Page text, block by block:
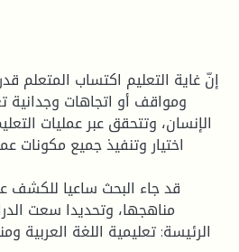
إنّ غاية التعليم اكتساب المتعلم
ومواقف أو اتجاهات
الإنسان، وتتحقق عبر عمليات
اختيار وتنفيذ جميع مكونات
قد جاء البحث ساعيا للكشف
مناهجها، وتحديدا سعت
الرئيسة: تعليمية اللغة العربية